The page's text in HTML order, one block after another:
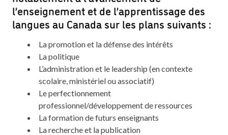
l’enseignement et de l’apprentissage des
langues au Canada sur les plans suivants :
La promotion et la défense des intérêts
La politique
L’administration et le leadership (en contexte
scolaire, ministériel ou associatif)
Le perfectionnement
professionnel/développement de ressources
La formation de futurs enseignants
La recherche et la publication